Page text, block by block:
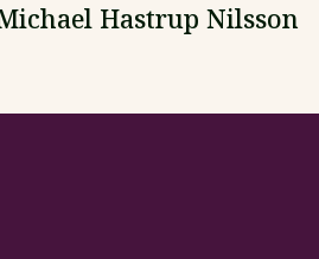
Hastrup Nilsson